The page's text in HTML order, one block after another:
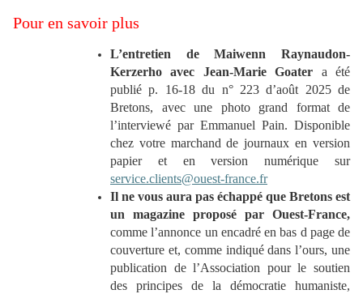
Pour en savoir plus
L’entretien de Maiwenn Raynaudon-
Kerzerho avec Jean-Marie Goater a été
publié p. 16-18 du n° 223 d’août 2025 de
Bretons, avec une photo grand format de
l’interviewé par Emmanuel Pain. Disponible
chez votre marchand de journaux en version
papier et en version numérique sur
service.clients@ouest-france.fr
Il ne vous aura pas échappé que Bretons est
un magazine proposé par Ouest-France,
comme l’annonce un encadré en bas d page de
couverture et, comme indiqué dans l’ours, une
publication de l’Association pour le soutien
des principes de la démocratie humaniste,